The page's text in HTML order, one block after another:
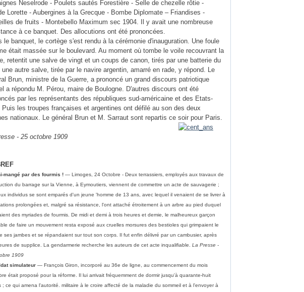
Neselrode - Poulets sautés Forestière - Selle de chezelle rôtie -
Lorette - Aubergines à la Grecque - Bombe Diplomate – Friandises -
de fruits - Montebello Maximum sec 1904. Il y avait une nombreuse
à ce banquet. Des allocutions ont été prononcées.
le banquet, le cortège s'est rendu à la cérémonie d'inauguration. Une foule
était massée sur le boulevard. Au moment où tombe le voile recouvrant la
retentit une salve de vingt et un coups de canon, tirés par une batterie du
une autre salve, tirée par le navire argentin, amarré en rade, y répond. Le
Brun, ministre de la Guerre, a prononcé un grand discours patriotique
a répondu M. Pérou, maire de Boulogne. D'autres discours ont été
par les représentants des républiques sud-américaine et des Etats-
Puis les troupes françaises et argentines ont défilé au son des deux
nationaux. Le général Brun et M. Sarraut sont repartis ce soir pour Paris.
- 25 octobre 1909
mangé par des fourmis ! — Limoges, 24 Octobre - Deux terrassiers, employés aux travaux de
du barrage sur la Vienne, à Eymoutiers, viennent de commettre un acte de sauvagerie ;
individus se sont emparés d'un jeune 'homme de 13 ans, avec lequel il venaient de se livrer à
prolongées et, malgré sa résistance, l'ont attaché étroitement à un arbre au pied duquel
des myriades de fourmis. De midi et demi à trois heures et demie, le malheureux garçon
de faire un mouvement resta exposé aux cruelles morsures des bestioles qui grimpaient le
ses jambes et se répandaient sur tout son corps. Il fut enfin délivré par un cambusier, après
de supplice. La gendarmerie recherche les auteurs de cet acte inqualifiable. La Presse -
1909
simulateur — François Giron, incorporé au 36e de ligne, au commencement du mois
était proposé pour la réforme. Il lui arrivait fréquemment de dormir jusqu'à quarante-huit
; ce qui amena l'autorité. militaire à le croire affecté de la maladie du sommeil et à l'envoyer à